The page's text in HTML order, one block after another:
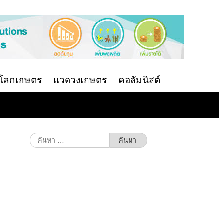
ลกเกษตร แวดวงเกษตร คอลัมนิสต์
ค้นหา
สำหรับ: